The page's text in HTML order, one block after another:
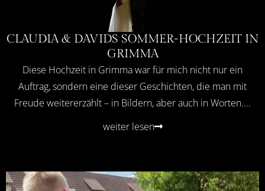
CLAUDIA & DAVIDS SOMMER-HOCHZEIT IN
GRIMMA
Diese Hochzeit in Grimma war für mich nicht nur ein
Auftrag, sondern eine dieser Geschichten, die man mit
Freude weitererzählt – in Bildern, aber auch in Worten....
weiter lesen